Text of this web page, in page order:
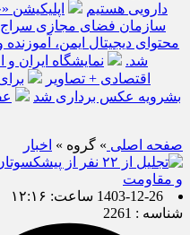
دارویی هستیم
سازمان فضای مجازی سراج
محتوای دیجیتال ایمن،
شد.
نمایشگاه ایران و
اقتصادی + تصاویر
بشرویه عکس برداری شد
صفحه اصلی » گروه » اخبار
1403-12-26 ساعت: ۱۲:۱۶
شناسه : 2261